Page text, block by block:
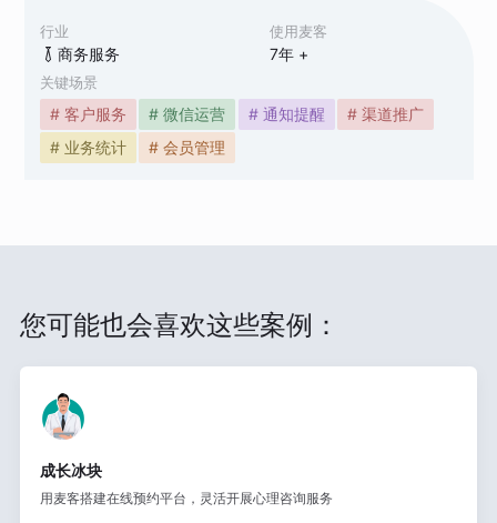
行业
商务服务
使用麦客
7年 +
关键场景
# 客户服务 # 微信运营 # 通知提醒
# 渠道推广
# 业务统计
# 会员管理
您可能也会喜欢这些案例：
成长冰块
用麦客搭建在线预约平台，灵活开展心理咨询服务